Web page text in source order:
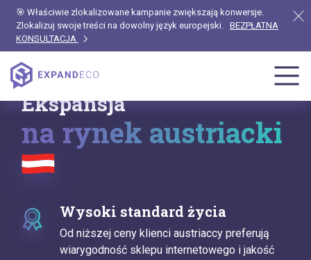
🎯 Właściwie zlokalizowane kampanie zwiększają konwersje.
Zlokalizuj swoje treści na dowolny język europejski. BEZPŁATNA
KONSULTACJA
Ekspansja
na rynek austriacki
Wysoki standard życia
Od niższej ceny klienci austriaccy preferują
wiarygodność sklepu internetowego i jakość